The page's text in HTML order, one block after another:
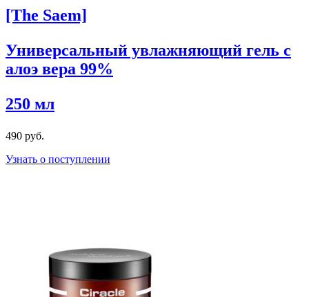
[The Saem]
Универсальный увлажняющий гель с
алоэ вера 99%
250 мл
490 руб.
Узнать о поступлении